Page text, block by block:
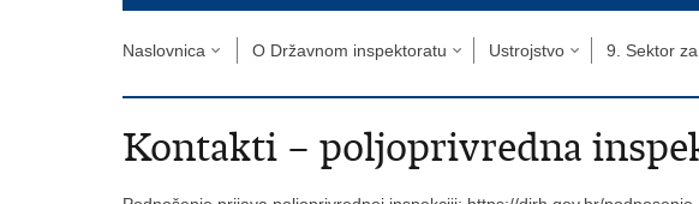
Naslovnica O Državnom inspektoratu Ustrojstvo 9. Sektor
Kontakti – poljoprivredna